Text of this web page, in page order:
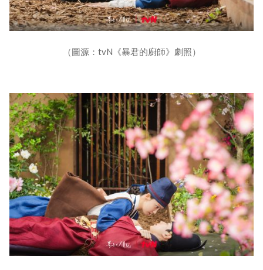
（圖源：tvN《暴君的廚師》劇照）